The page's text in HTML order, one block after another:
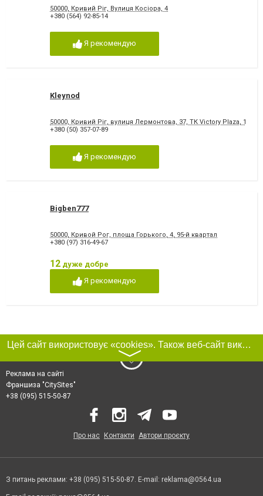
50000, Кривий Ріг, Вулиця Косіора, 4
+380 (564) 92-85-14
Я рекомендую
Kleynod
50000, Кривий Ріг, вулиця Лермонтова, 37, ТК Victory Plaza, 1
+380 (50) 357-07-89
Я рекомендую
Bigben777
50000, Кривой Рог, площа Горького, 4, 95-й квартал
+380 (97) 316-49-67
12 дуже добре
Я рекомендую
Цей сайт використовує «cookies». Також веб-сайт використовує інтернет-сервіс для збору технічних даних стосовно відвідувачів з метою отримання маркетингової та статистичної інформації. Умови обробки даних відвідувачів сайту див.
〉
Реклама на сайті
Франшиза "CitySites"
+38 (095) 515-50-87
Про нас Контакти Автори проєкту
З питань реклами: +38 (095) 515-50-87. E-mail: reklama@0564.ua